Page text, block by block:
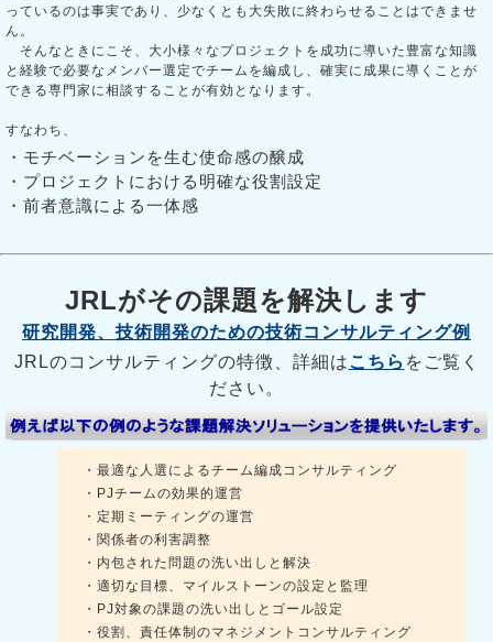
っているのは事実であり、少なくとも大失敗に終わらせることはできませ
ん。
そんなときにこそ、大小様々なプロジェクトを成功に導いた豊富な知識
と経験で必要なメンバー選定でチームを編成し、確実に成果に導くことが
できる専門家に相談することが有効となります。
すなわち、
・モチベーションを生む使命感の醸成
・プロジェクトにおける明確な役割設定
・前者意識による一体感
JRLがその課題を解決します
研究開発、技術開発のための技術コンサルティング例
JRLのコンサルティングの特徴、詳細は こちら をご覧く
ださい。
・最適な人選によるチーム編成コンサルティング
・PJチームの効果的運営
・定期ミーティングの運営
・関係者の利害調整
・内包された問題の洗い出しと解決
・適切な目標、マイルストーンの設定と監理
・PJ対象の課題の洗い出しとゴール設定
・役割、責任体制のマネジメントコンサルティング